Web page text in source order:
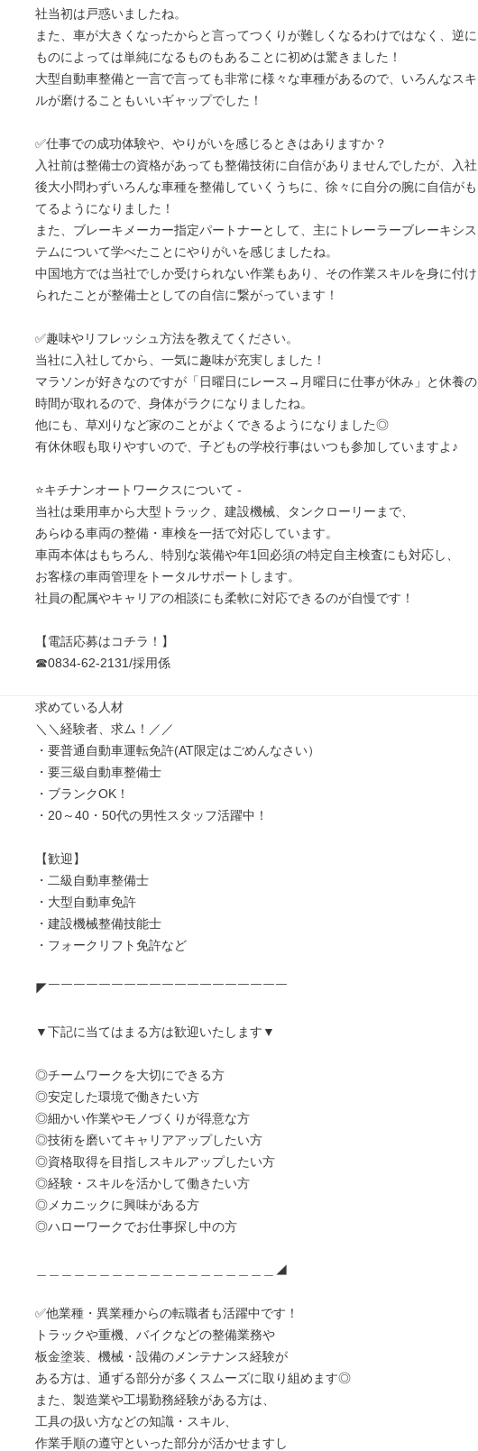
社当初は戸惑いましたね。
また、車が大きくなったからと言ってつくりが難しくなるわけではなく、逆に
ものによっては単純になるものもあることに初めは驚きました！
大型自動車整備と一言で言っても非常に様々な車種があるので、いろんなスキ
ルが磨けることもいいギャップでした！
✅仕事での成功体験や、やりがいを感じるときはありますか？
入社前は整備士の資格があっても整備技術に自信がありませんでしたが、入社
後大小問わずいろんな車種を整備していくうちに、徐々に自分の腕に自信がも
てるようになりました！
また、ブレーキメーカー指定パートナーとして、主にトレーラーブレーキシス
テムについて学べたことにやりがいを感じましたね。
中国地方では当社でしか受けられない作業もあり、その作業スキルを身に付け
られたことが整備士としての自信に繋がっています！
✅趣味やリフレッシュ方法を教えてください。
当社に入社してから、一気に趣味が充実しました！
マラソンが好きなのですが「日曜日にレース→月曜日に仕事が休み」と休養の
時間が取れるので、身体がラクになりましたね。
他にも、草刈りなど家のことがよくできるようになりました◎
有休休暇も取りやすいので、子どもの学校行事はいつも参加していますよ♪
⭐キチナンオートワークスについて -
当社は乗用車から大型トラック、建設機械、タンクローリーまで、
あらゆる車両の整備・車検を一括で対応しています。
車両本体はもちろん、特別な装備や年1回必須の特定自主検査にも対応し、
お客様の車両管理をトータルサポートします。
社員の配属やキャリアの相談にも柔軟に対応できるのが自慢です！
【電話応募はコチラ！】
☎0834-62-2131/採用係
求めている人材
＼＼経験者、求ム！／／
・要普通自動車運転免許(AT限定はごめんなさい）
・要三級自動車整備士
・ブランクOK！
・20～40・50代の男性スタッフ活躍中！
【歓迎】
・二級自動車整備士
・大型自動車免許
・建設機械整備技能士
・フォークリフト免許など
◤￣￣￣￣￣￣￣￣￣￣￣￣￣￣￣￣￣￣￣
▼下記に当てはまる方は歓迎いたします▼
◎チームワークを大切にできる方
◎安定した環境で働きたい方
◎細かい作業やモノづくりが得意な方
◎技術を磨いてキャリアアップしたい方
◎資格取得を目指しスキルアップしたい方
◎経験・スキルを活かして働きたい方
◎メカニックに興味がある方
◎ハローワークでお仕事探し中の方
＿＿＿＿＿＿＿＿＿＿＿＿＿＿＿＿＿＿＿◢
✅他業種・異業種からの転職者も活躍中です！
トラックや重機、バイクなどの整備業務や
板金塗装、機械・設備のメンテナンス経験が
ある方は、通ずる部分が多くスムーズに取り組めます◎
また、製造業や工場勤務経験がある方は、
工具の扱い方などの知識・スキル、
作業手順の遵守といった部分が活かせますし